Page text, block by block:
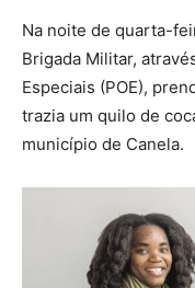
Na noite de quarta-
Brigada Militar,
Especiais (POE),
trazia um quilo de
município de Canela.